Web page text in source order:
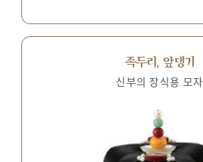
족두리, 앞댕기
신부의 장식용 모자